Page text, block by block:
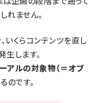
れません。
くらコンテンツを直し
します。
アルの対象物（＝オブ
のです。